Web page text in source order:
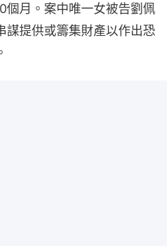
個月。案中唯一女被告劉佩
謀提供或籌集財產以作出恐